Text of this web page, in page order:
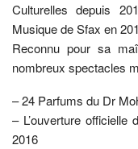
Culturelles depuis
Musique de Sfax en
Reconnu pour sa
nombreux spectacles
– 24 Parfums du Dr
– L’ouverture
2016